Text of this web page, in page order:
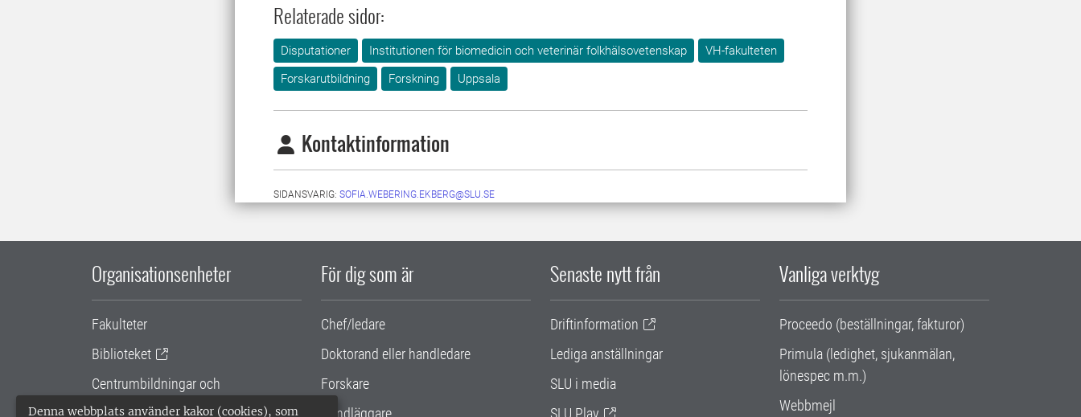
Denna webbplats använder kakor (cookies), som
Relaterade sidor:
Disputationer Institutionen för biomedicin och veterinär folkhälsovetenskap
VH-fakulteten
Forskarutbildning
Forskning Uppsala
Kontaktinformation
SIDANSVARIG: SOFIA.WEBERING.EKBERG@SLU.SE
Organisationsenheter
Fakulteter
Biblioteket
Centrumbildningar och
samarbetsprojekt
För dig som är
Chef/ledare
Doktorand eller handledare
Forskare
Handläggare
Senaste nytt från
Driftinformation
Lediga anställningar
SLU i media
SLU Play
Vanliga verktyg
Proceedo (beställningar, fakturor)
Primula (ledighet, sjukanmälan,
lönespec m.m.)
Webbmejl